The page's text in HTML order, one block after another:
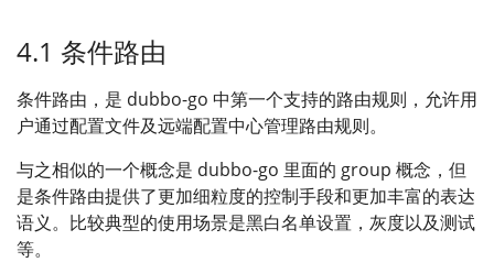
4.1 条件路由
条件路由，是 dubbo-go 中第一个支持的路由规则，允许用
户通过配置文件及远端配置中心管理路由规则。
与之相似的一个概念是 dubbo-go 里面的 group 概念，但
是条件路由提供了更加细粒度的控制手段和更加丰富的表达
语义。比较典型的使用场景是黑白名单设置，灰度以及测试
等。